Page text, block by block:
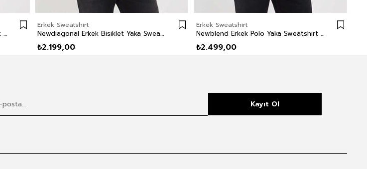
Newblend Erkek Polo Yaka Sweatshirt Lacivert
Erkek Sweatshirt
Newdiagonal Erkek Bisiklet Yaka Sweatshirt Bordo
₺2.199,00
Erkek Sweatshirt
Newblend Erkek Polo Yaka Sweatshirt Antrasit
₺2.499,00
Kayıt Ol